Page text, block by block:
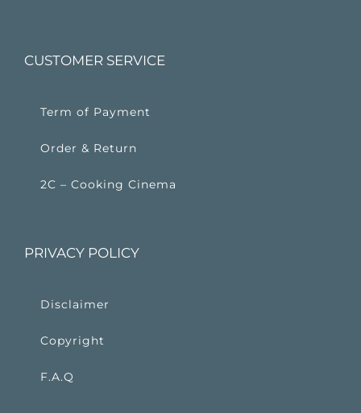
CUSTOMER SERVICE
Term of Payment
Order & Return
2C – Cooking Cinema
PRIVACY POLICY
Disclaimer
Copyright
F.A.Q